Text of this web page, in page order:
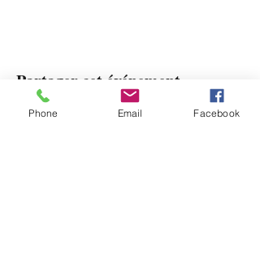
Partager cet événement
Phone Email Facebook